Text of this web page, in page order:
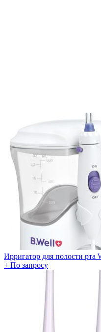
Ирригатор для полости рта
+ По запросу